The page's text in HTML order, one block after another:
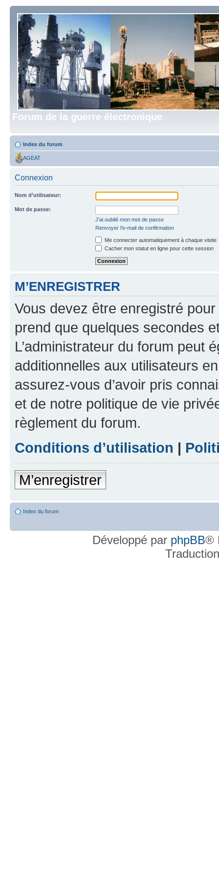
Forum de la guerre électronique
Index du forum
AGEAT
Connexion
Nom d’utilisateur:
Mot de passe:
J’ai oublié mon mot de passe
Renvoyer l’e-mail de confirmation
Me connecter automatiquement à chaque visite
Cacher mon statut en ligne pour cette session
M’ENREGISTRER
Vous devez être enregistré
prend que quelques secondes
L’administrateur du forum peut
additionnelles aux utilisateurs
assurez-vous d’avoir pris
et de notre politique de vie
règlement du forum.
Conditions d’utilisation |
M’enregistrer
Index du forum
Développé par phpBB®